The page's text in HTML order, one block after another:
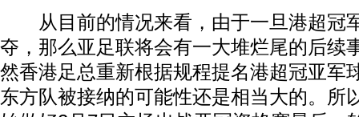
从目前的情况来看，由于一旦港超冠
夺，那么亚足联将会有一大堆烂尾的后续
然香港足总重新根据规程提名港超冠亚军
东方队被接纳的可能性还是相当大的。所